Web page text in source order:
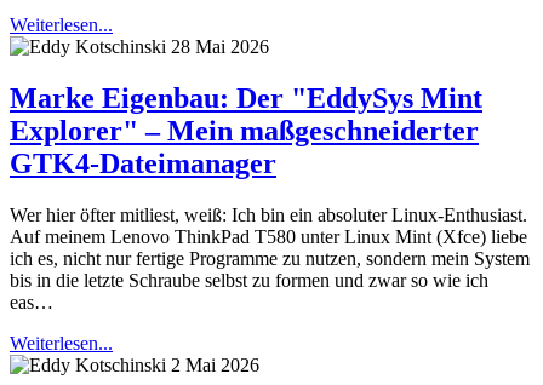
Weiterlesen...
28 Mai 2026
Marke Eigenbau: Der "EddySys Mint
Explorer" – Mein maßgeschneiderter
GTK4-Dateimanager
Wer hier öfter mitliest, weiß: Ich bin ein absoluter Linux-Enthusiast.
Auf meinem Lenovo ThinkPad T580 unter Linux Mint (Xfce) liebe
ich es, nicht nur fertige Programme zu nutzen, sondern mein System
bis in die letzte Schraube selbst zu formen und zwar so wie ich
eas…
Weiterlesen...
2 Mai 2026